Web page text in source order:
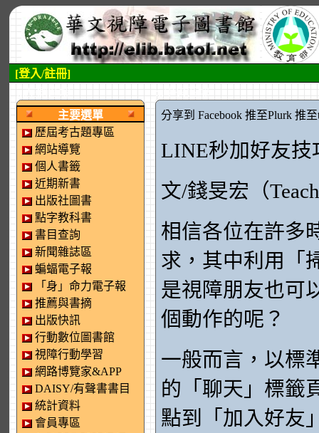
[登入/註冊]
主要選單
歷屆考古題專區
網站導覽
個人書籤
近期新書
出版社圖書
點字教科書
書目查詢
新聞雜誌區
蝙蝠電子報
「身」命力電子報
推薦與書摘
出版快訊
行動數位圖書館
視障行動學習
網路博覽家&APP
DAISY/有聲書書目
統計資料
會員專區
分享到 Facebook 推至Plurk 推
LINE秒加好友技
文/錢旻宏（
相信各位在許多
求，其中利用「
是視障朋友也可
個動作的呢？
一般而言，以標
的「聊天」標籤
點到「加入好友